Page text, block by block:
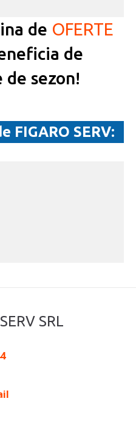
de OFERTE
de
sezon!
FIGARO SERV:
SRL